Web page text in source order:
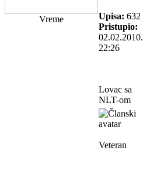
Vreme Upisa: 632
Pristupio:
02.02.2010.
22:26
Lovac sa
NLT-om
Veteran